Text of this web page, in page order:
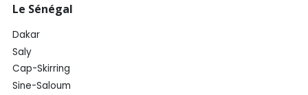
Le Sénégal
Dakar
Saly
Cap-Skirring
Sine-Saloum